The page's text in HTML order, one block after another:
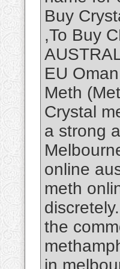
Buy
,To Buy
EU
Mеth
Crystal
a ѕtrоng
online
meth
the